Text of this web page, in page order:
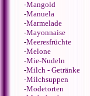
-Mangold
-Manuela
-Marmelade
-Mayonnaise
-Meeresfrüchte
-Melone
-Mie-Nudeln
-Milch - Getränke
-Milchsuppen
-Modetorten